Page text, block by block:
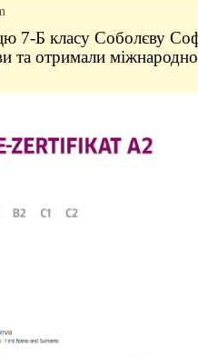
7-Б класу Соболєву
та отримали